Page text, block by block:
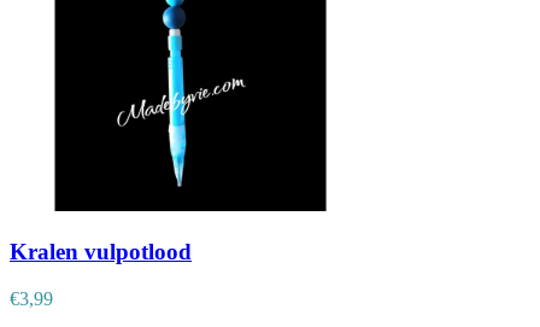
Kralen vulpotlood
€3,99